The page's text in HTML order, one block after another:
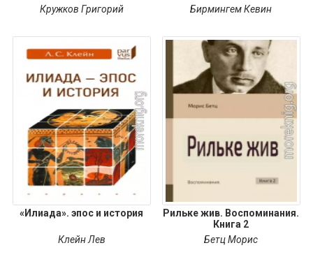
Кружков Григорий
Бирмингем Кевин
«Илиада». эпос и история
Клейн Лев
Рильке жив. Воспоминания.
Книга 2
Бетц Морис